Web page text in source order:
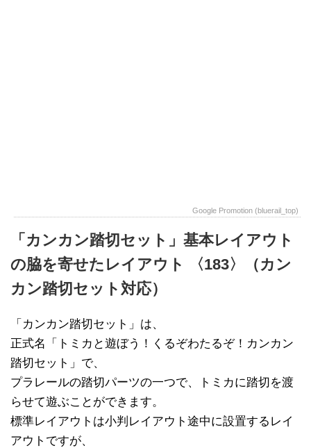
Google Promotion (bluerail_top)
「カンカン踏切セット」基本レイアウト
の脇を寄せたレイアウト 〈183〉（カン
カン踏切セット対応）
「カンカン踏切セット」は、
正式名「トミカと遊ぼう！くるぞわたるぞ！カンカン
踏切セット」で、
プラレールの踏切パーツの一つで、トミカに踏切を渡
らせて遊ぶことができます。
標準レイアウトは小判レイアウト途中に設置するレイ
アウトですが、